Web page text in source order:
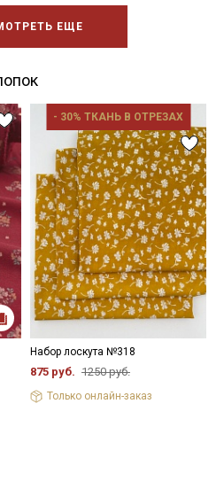
ЕЩЕ
- 30% ТКАНЬ В ОТРЕЗАХ
Набор лоскута №318
875 руб. 1250 руб.
Только онлайн-заказ